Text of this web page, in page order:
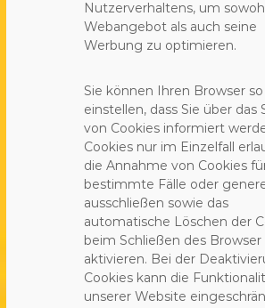
Nutzerverhaltens, um
Webangebot als auch seine
Werbung zu optimieren.
Sie können Ihren Browser so
einstellen, dass Sie über das
von Cookies informiert
Cookies nur im Einzelfall
die Annahme von Cookies
bestimmte Fälle oder
ausschließen sowie das
automatische Löschen der
beim Schließen des Browser
aktivieren. Bei der
Cookies kann die
unserer Website